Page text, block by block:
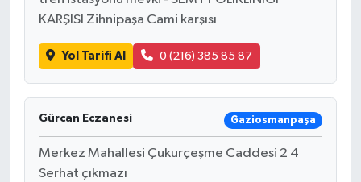
KARŞISI Zihnipaşa Cami karşısı
Yol Tarifi Al 0 (216) 385 85 87
Gürcan Eczanesi Gaziosmanpaşa
Merkez Mahallesi Çukurçeşme Caddesi 2 4
Serhat çıkmazı